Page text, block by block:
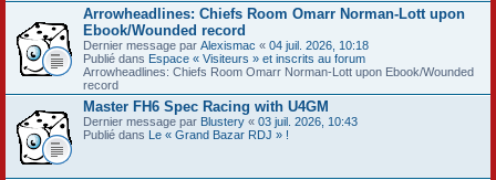
Arrowheadlines: Chiefs Room Omarr Norman-Lott upon
Ebook/Wounded record
Dernier message par Alexismac « 04 juil. 2026, 10:18
Publié dans Espace « Visiteurs » et inscrits au forum
Arrowheadlines: Chiefs Room Omarr Norman-Lott upon Ebook/Wounded
record
Master FH6 Spec Racing with U4GM
Dernier message par Blustery « 03 juil. 2026, 10:43
Publié dans Le « Grand Bazar RDJ » !